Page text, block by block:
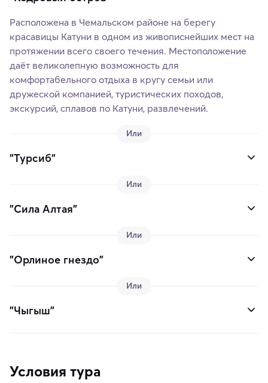
Расположена в Чемальском районе на берегу
красавицы Катуни в одном из живописнейших мест на
протяжении всего своего течения. Местоположение
даёт великолепную возможность для
комфортабельного отдыха в кругу семьи или
дружеской компанией, туристических походов,
экскурсий, сплавов по Катуни, развлечений.
Или
"Турсиб"
Или
"Сила Алтая"
Или
"Орлиное гнездо"
Или
"Чыгыш"
Условия тура